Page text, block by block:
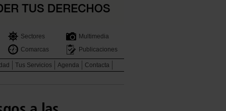
Sectores
Multimedia
Comarcas
Publicaciones
Tus Servicios Agenda Contacta